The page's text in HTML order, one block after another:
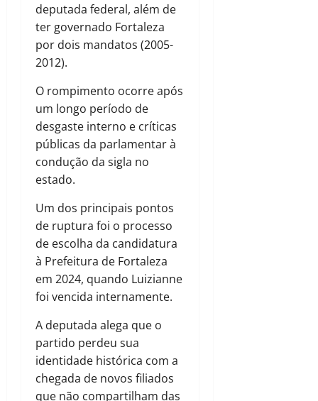
deputada federal, além de
ter governado Fortaleza
por dois mandatos (2005-
2012).
O rompimento ocorre após
um longo período de
desgaste interno e críticas
públicas da parlamentar à
condução da sigla no
estado.
Um dos principais pontos
de ruptura foi o processo
de escolha da candidatura
à Prefeitura de Fortaleza
em 2024, quando Luizianne
foi vencida internamente.
A deputada alega que o
partido perdeu sua
identidade histórica com a
chegada de novos filiados
que não compartilham das